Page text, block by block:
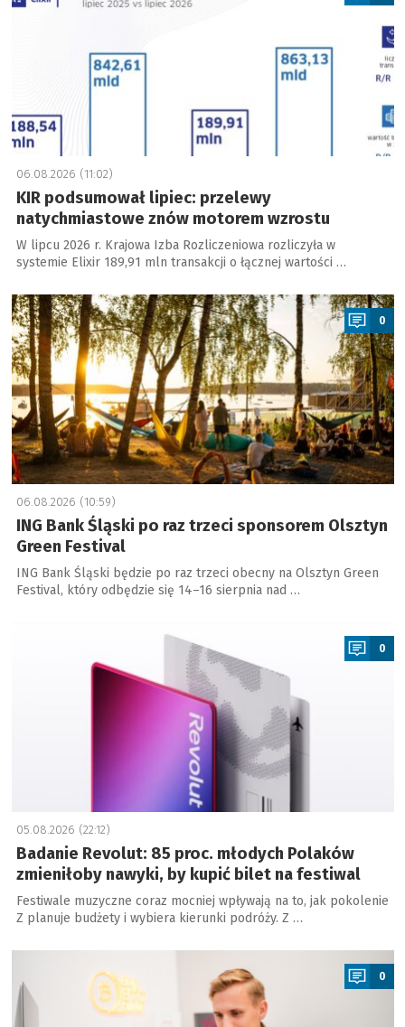
06.08.2026 (11:02)
KIR podsumował lipiec: przelewy
natychmiastowe znów motorem wzrostu
W lipcu 2026 r. Krajowa Izba Rozliczeniowa rozliczyła w
systemie Elixir 189,91 mln transakcji o łącznej wartości …
a
0
06.08.2026 (10:59)
ING Bank Śląski po raz trzeci sponsorem Olsztyn
Green Festival
ING Bank Śląski będzie po raz trzeci obecny na Olsztyn Green
Festival, który odbędzie się 14–16 sierpnia nad …
0
05.08.2026 (22:12)
Badanie Revolut: 85 proc. młodych Polaków
zmieniłoby nawyki, by kupić bilet na festiwal
Festiwale muzyczne coraz mocniej wpływają na to, jak pokolenie
Z planuje budżety i wybiera kierunki podróży. Z …
a
0